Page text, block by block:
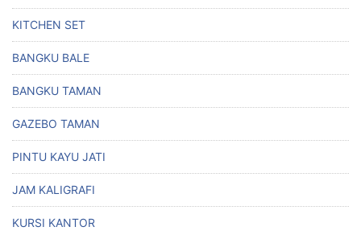
KITCHEN SET
BANGKU BALE
BANGKU TAMAN
GAZEBO TAMAN
PINTU KAYU JATI
JAM KALIGRAFI
KURSI KANTOR